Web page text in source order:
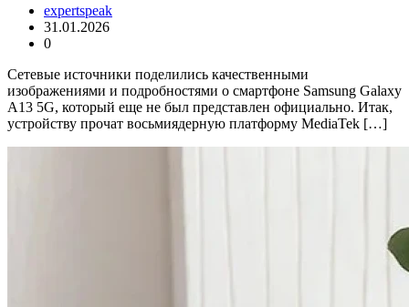
expertspeak
31.01.2026
0
Сетевые источники поделились качественными
изображениями и подробностями о смартфоне Samsung Galaxy
A13 5G, который еще не был представлен официально. Итак,
устройству прочат восьмиядерную платформу MediaTek […]